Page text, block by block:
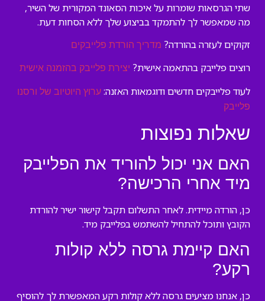
שתי הגרסאות שומרות על איכות הסאונד המקורית של השיר,
מה שמאפשר לך להתמקד בביצוע שלך ללא הסחות דעת.
זקוקים לעזרה בהורדה? מדריך הורדת פלייבקים
רוצים פלייבק בהתאמה אישית? יצירת פלייבק בהזמנה אישית
לעוד פלייבקים חדשים ודוגמאות האזנה: ערוץ היוטיוב של ורסנו
פלייבק
שאלות נפוצות
האם אני יכול להוריד את הפלייבק
מיד אחרי הרכישה?
כן, הורדה מיידית. לאחר התשלום תקבל קישור ישיר להורדת
הקובץ ותוכל להתחיל להשתמש בפלייבק מיד.
האם קיימת גרסה ללא קולות
רקע?
כן, אנחנו מציעים גרסה ללא קולות רקע המאפשרת לך להוסיף